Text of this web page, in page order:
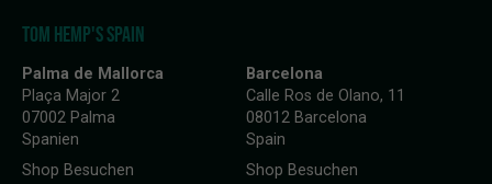
TOM HEMP'S SPAIN
Palma de Mallorca
Plaça Major 2
07002 Palma
Spanien
Shop Besuchen
Barcelona
Calle Ros de Olano, 11
08012 Barcelona
Spain
Shop Besuchen